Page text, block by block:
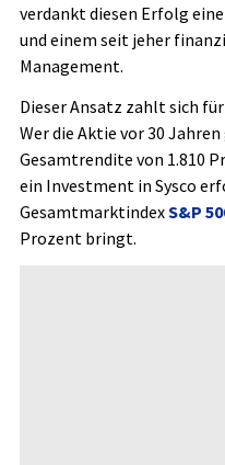
verdankt diesen Erfolg
und einem seit jeher
Management.
Dieser Ansatz zahlt sich
Wer die Aktie vor 30
Gesamtrendite von 1.810
ein Investment in Sysco
GesamtmarktindexS&P
Prozent bringt.